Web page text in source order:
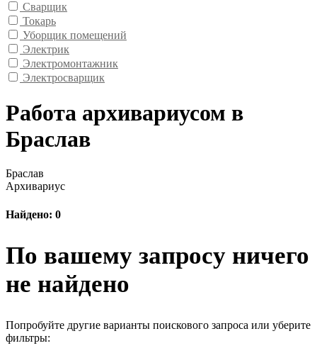
Сварщик
Токарь
Уборщик помещений
Электрик
Электромонтажник
Электросварщик
Работа архивариусом в
Браслав
Браслав
Архивариус
Найдено: 0
По вашему запросу ничего
не найдено
Попробуйте другие варианты поискового запроса или уберите
фильтры: